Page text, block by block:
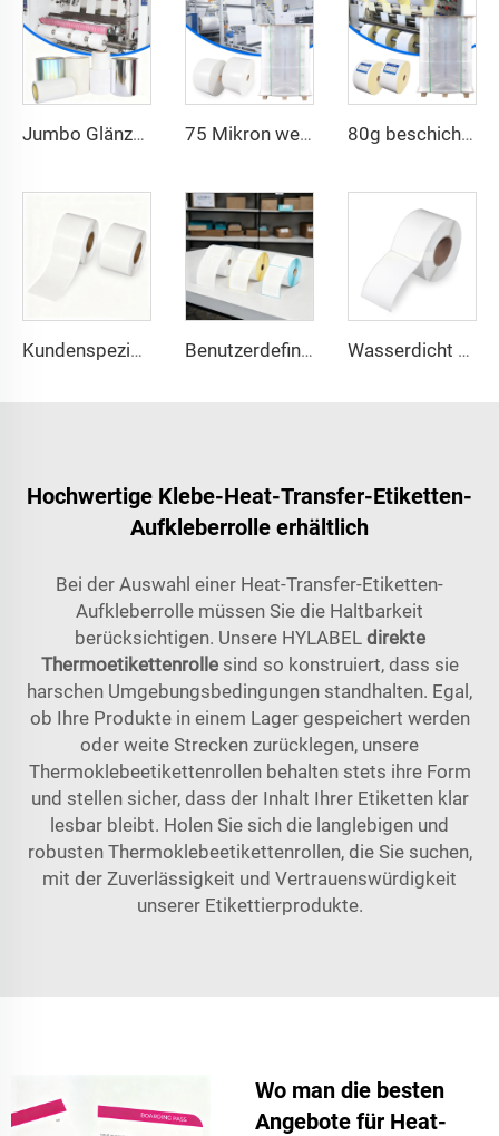
Jumbo Glänzende PP PET PE Etikettenmaterial Jumbo Folie Selbstklebendes Papier Polyethylen Aufkleber Bogen Synthetisches Etikett Jumbo Rolle 75 Mikron weißes synthetisches selbstklebendes Papier Jumbo-Etikettenfolie PP-Synthetikpapier-Etikett Jumbo-Rolle 80g beschichtetes semiglänzendes Papier Thermotransfer-Etikett Heißschmelz-Selbstklebe-Papier Rohstoff Jumbo-Rollen-Etikettenpapier Aufkleber
Kundenspezifische linerlose Direktthermo-Klebeetiketten-Rolle mit Silikon-Glaskine, linienfrei, Endlosrolle, linerlose Thermorolle Benutzerdefinierte Farbe Thermoaufkleber 4x2 4x3 4x4 4x6 4x8 Zoll Direktthermische Etiquetas Etikettenrolle Aufkleber Versand Thermietikett Wasserdicht 100 mm x 150 mm 1000 Stück Thermorolle Drucker Aufkleber Frachtbrief A6 Etikett 100x150 Direktthermische Versandetiketten
Hochwertige Klebe-Heat-Transfer-Etiketten-
Aufkleberrolle erhältlich
Bei der Auswahl einer Heat-Transfer-Etiketten-
Aufkleberrolle müssen Sie die Haltbarkeit
berücksichtigen. Unsere HYLABEL direkte
Thermoetikettenrolle sind so konstruiert, dass sie
harschen Umgebungsbedingungen standhalten. Egal,
ob Ihre Produkte in einem Lager gespeichert werden
oder weite Strecken zurücklegen, unsere
Thermoklebeetikettenrollen behalten stets ihre Form
und stellen sicher, dass der Inhalt Ihrer Etiketten klar
lesbar bleibt. Holen Sie sich die langlebigen und
robusten Thermoklebeetikettenrollen, die Sie suchen,
mit der Zuverlässigkeit und Vertrauenswürdigkeit
unserer Etikettierprodukte.
Wo man die besten
Angebote für Heat-